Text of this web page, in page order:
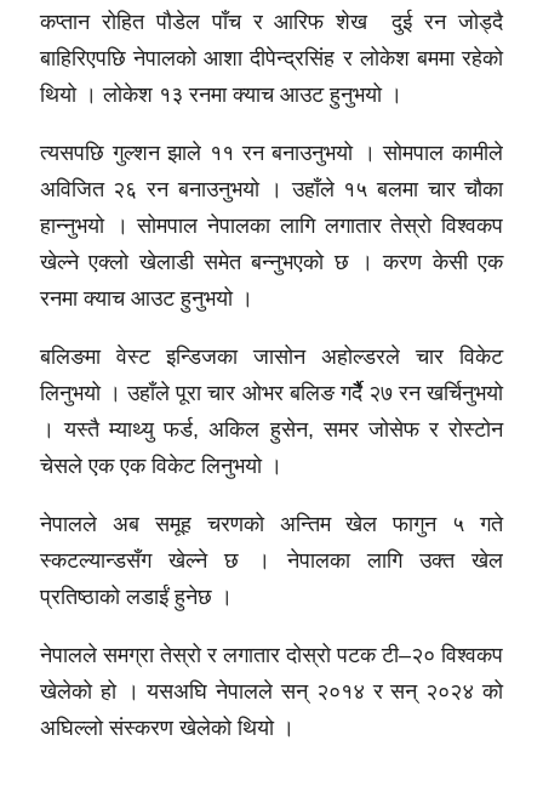
कप्तान रोहित पौडेल पाँच र आरिफ शेख दुई रन जोड्दै
बाहिरिएपछि नेपालको आशा दीपेन्द्रसिंह र लोकेश बममा रहेको
थियो । लोकेश १३ रनमा क्याच आउट हुनुभयो ।
त्यसपछि गुल्शन झाले ११ रन बनाउनुभयो । सोमपाल कामीले
अविजित २६ रन बनाउनुभयो । उहाँले १५ बलमा चार चौका
हान्नुभयो । सोमपाल नेपालका लागि लगातार तेस्रो विश्वकप
खेल्ने एक्लो खेलाडी समेत बन्नुभएको छ । करण केसी एक
रनमा क्याच आउट हुनुभयो ।
बलिङमा वेस्ट इन्डिजका जासोन अहोल्डरले चार विकेट
लिनुभयो । उहाँले पूरा चार ओभर बलिङ गर्दैै २७ रन खर्चिनुभयो
। यस्तै म्याथ्यु फर्ड, अकिल हुसेन, समर जोसेफ र रोस्टोन
चेसले एक एक विकेट लिनुभयो ।
नेपालले अब समूह चरणको अन्तिम खेल फागुन ५ गते
स्कटल्यान्डसँग खेल्ने छ । नेपालका लागि उक्त खेल
प्रतिष्ठाको लडाईं हुनेछ ।
नेपालले समग्रा तेस्रो र लगातार दोस्रो पटक टी–२० विश्वकप
खेलेको हो । यसअघि नेपालले सन् २०१४ र सन् २०२४ को
अघिल्लो संस्करण खेलेको थियो ।